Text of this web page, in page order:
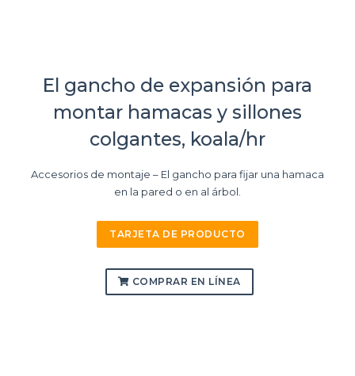
El gancho de expansión para
montar hamacas y sillones
colgantes, koala/hr
Accesorios de montaje – El gancho para fijar una hamaca
en la pared o en al árbol.
TARJETA DE PRODUCTO
COMPRAR EN LÍNEA